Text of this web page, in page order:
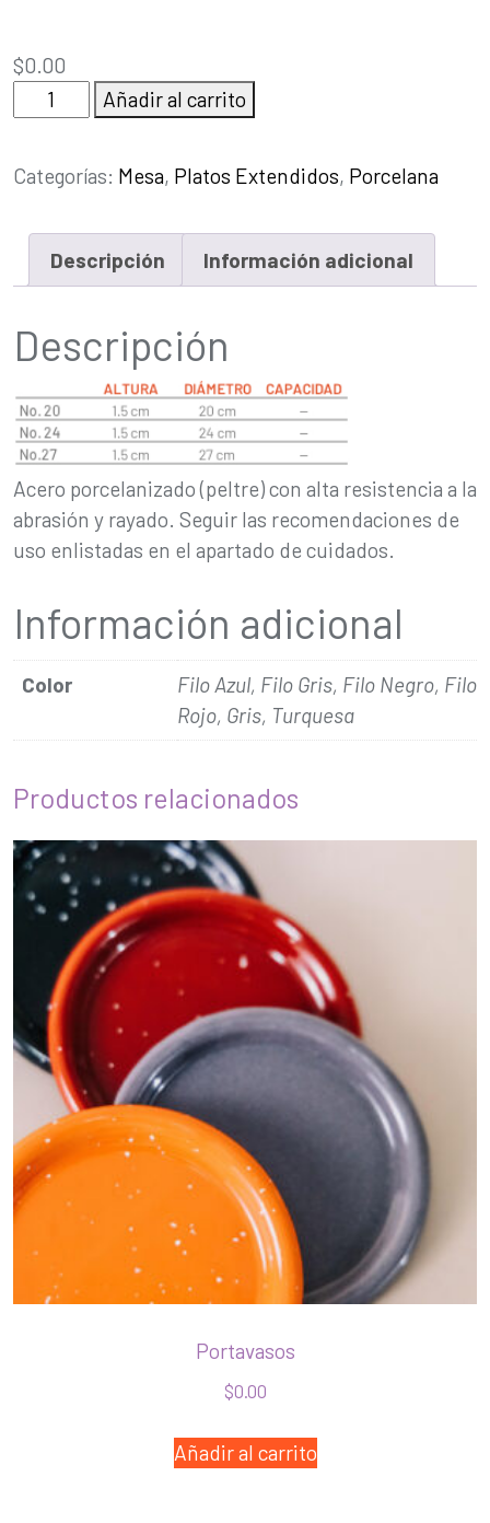
$0.00
Plato
Liso
24
cantidad
Añadir al carrito
Categorías: Mesa, Platos Extendidos, Porcelana
Descripción Información adicional
Descripción
Acero porcelanizado (peltre) con alta resistencia a la
abrasión y rayado. Seguir las recomendaciones de
uso enlistadas en el apartado de cuidados.
Información adicional
Color
Filo Azul, Filo Gris, Filo Negro, Filo
Rojo, Gris, Turquesa
Productos relacionados
Portavasos
$0.00
Añadir al carrito